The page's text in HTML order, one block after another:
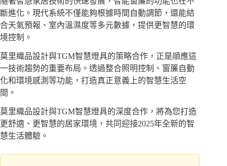
斷進化。現代系統不僅能夠根據時間自動調節，還能結
合天氣預報、室內溫濕度等多元數據，提供更智慧的環
境控制。
莫里織品設計與TGM智慧燈具的策略合作，正是順應這
一技術趨勢的重要布局。透過整合照明控制、窗簾自動
化和環境感測等功能，打造真正意義上的智慧生活空
間。
莫里織品設計與TGM智慧燈具的深度合作，將為您打造
更舒適、更智慧的居家環境，共同迎接2025年全新的智
慧生活體驗。